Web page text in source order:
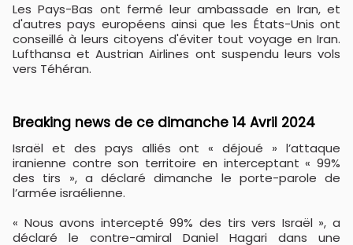
Les Pays-Bas ont fermé leur ambassade en Iran, et
d'autres pays européens ainsi que les États-Unis ont
conseillé à leurs citoyens d'éviter tout voyage en Iran.
Lufthansa et Austrian Airlines ont suspendu leurs vols
vers Téhéran.
Breaking news de ce dimanche 14 Avril 2024
Israël et des pays alliés ont « déjoué » l’attaque
iranienne contre son territoire en interceptant « 99%
des tirs », a déclaré dimanche le porte-parole de
l’armée israélienne.
« Nous avons intercepté 99% des tirs vers Israël », a
déclaré le contre-amiral Daniel Hagari dans une